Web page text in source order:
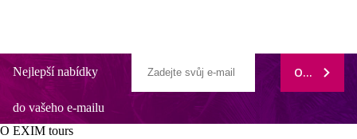
Nejlepší nabídky
do vašeho e-mailu
ODEBÍRAT
O EXIM tours